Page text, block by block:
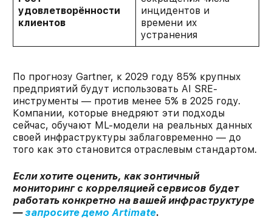
удовлетворённости
клиентов
инцидентов и
времени их
устранения
По прогнозу Gartner, к 2029 году 85% крупных
предприятий будут использовать AI SRE-
инструменты — против менее 5% в 2025 году.
Компании, которые внедряют эти подходы
сейчас, обучают ML-модели на реальных данных
своей инфраструктуры заблаговременно — до
того как это становится отраслевым стандартом.
Если хотите оценить, как зонтичный
мониторинг с корреляцией сервисов будет
работать конкретно на вашей инфраструктуре
—запросите демо Artimate.